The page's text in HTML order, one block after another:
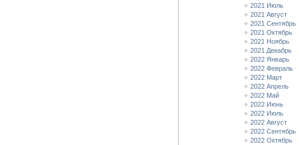
2021 Июль
2021 Август
2021 Сентябрь
2021 Октябрь
2021 Ноябрь
2021 Декабрь
2022 Январь
2022 Февраль
2022 Март
2022 Апрель
2022 Май
2022 Июнь
2022 Июль
2022 Август
2022 Сентябрь
2022 Октябрь